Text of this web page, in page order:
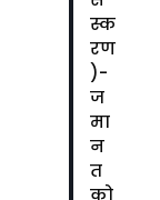
स्क
रण
)-
ज
मा
न
त
को